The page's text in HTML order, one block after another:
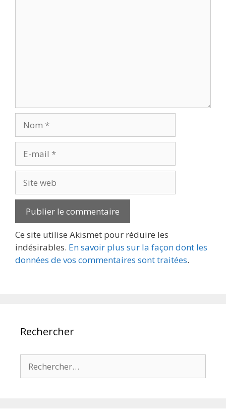
mail
web
Ce site utilise Akismet pour réduire les
indésirables. En savoir plus sur la façon dont les
données de vos commentaires sont traitées.
Rechercher